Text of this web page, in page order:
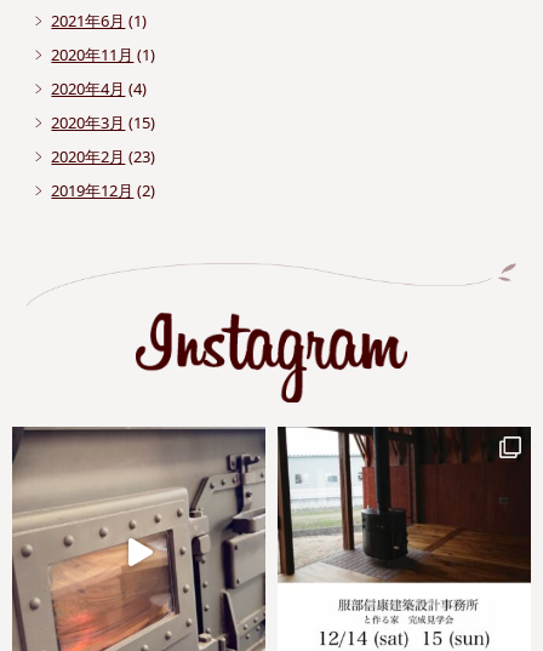
2021年6月 (1)
2020年11月 (1)
2020年4月 (4)
2020年3月 (15)
2020年2月 (23)
2019年12月 (2)